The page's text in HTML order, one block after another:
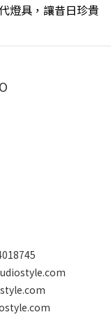
燈具，讓昔日珍貴